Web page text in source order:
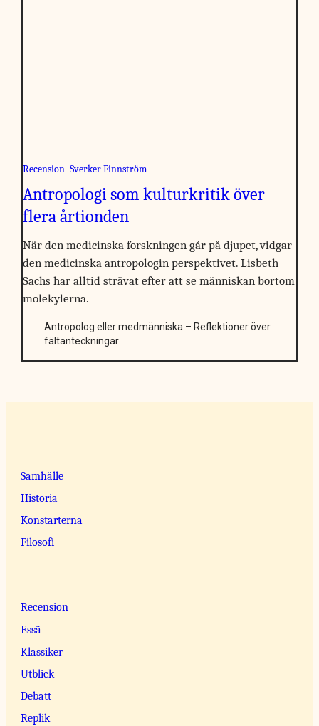
Recension Sverker Finnström
Antropologi som kulturkritik över
flera årtionden
När den medicinska forskningen går på djupet, vidgar
den medicinska antropologin perspektivet. Lisbeth
Sachs har alltid strävat efter att se människan bortom
molekylerna.
Antropolog eller medmänniska – Reflektioner över
fältanteckningar
Samhälle
Historia
Konstarterna
Filosofi
Recension
Essä
Klassiker
Utblick
Debatt
Replik